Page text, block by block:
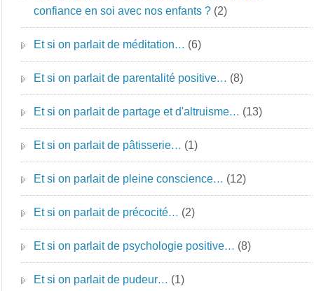
confiance en soi avec nos enfants ? (2)
Et si on parlait de méditation… (6)
Et si on parlait de parentalité positive… (8)
Et si on parlait de partage et d'altruisme… (13)
Et si on parlait de pâtisserie… (1)
Et si on parlait de pleine conscience… (12)
Et si on parlait de précocité… (2)
Et si on parlait de psychologie positive… (8)
Et si on parlait de pudeur… (1)